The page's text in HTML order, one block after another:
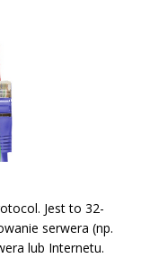
Jest to 32-
serwera (np.
lub Internetu.